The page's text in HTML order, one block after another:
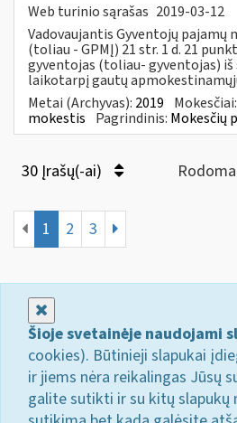
Web turinio sąrašas 2019-03-12
Vadovaujantis Gyventojų pajamų
(toliau - GPMĮ) 21 str. 1 d. 21
gyventojas (toliau- gyventojas)
laikotarpį gautų
Metai (Archyvas): 2019 Mokesčiai:
mokestis Pagrindinis: Mokesčių
30 Įrašų(-ai)
1 2 3
Šioje svetainėje naudojami
cookies). Būtinieji slapukai
ir jiems nėra reikalingas Jūsų
galite sutikti ir su kitų slapukų